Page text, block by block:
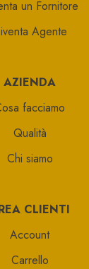
un Fornitore
Agente
AZIENDA
facciamo
Qualità
Chi siamo
CLIENTI
Account
Carrello